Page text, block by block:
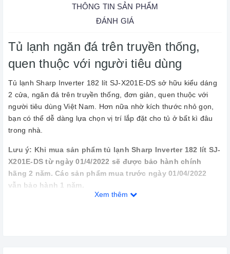
THÔNG TIN SẢN PHẨM
ĐÁNH GIÁ
Tủ lạnh ngăn đá trên truyền thống,
quen thuộc với người tiêu dùng
Tủ lạnh Sharp Inverter 182 lít SJ-X201E-DS sở hữu kiểu dáng
2 cửa, ngăn đá trên truyền thống, đơn giản, quen thuộc với
người tiêu dùng Việt Nam. Hơn nữa nhờ kích thước nhỏ gọn,
bạn có thể dễ dàng lựa chọn vị trí lắp đặt cho tủ ở bất kì đâu
trong nhà.
Lưu ý: Khi mua sản phẩm tủ lạnh Sharp Inverter 182 lít SJ-
X201E-DS từ ngày 01/4/2022 sẽ được bảo hành chính
hãng 2 năm. Các sản phẩm mua trước ngày 01/04/2022
vẫn bảo hành 1 năm.
Xem thêm